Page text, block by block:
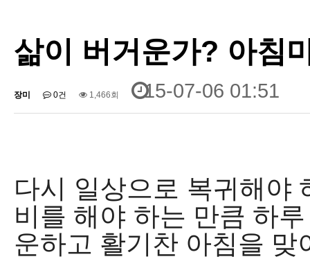
삶이 버거운가? 아침
장미 0건 1,466회 15-07-06 01:51
다시 일상으로 복귀해야
비를 해야 하는 만큼 하
운하고 활기찬 아침을 맞